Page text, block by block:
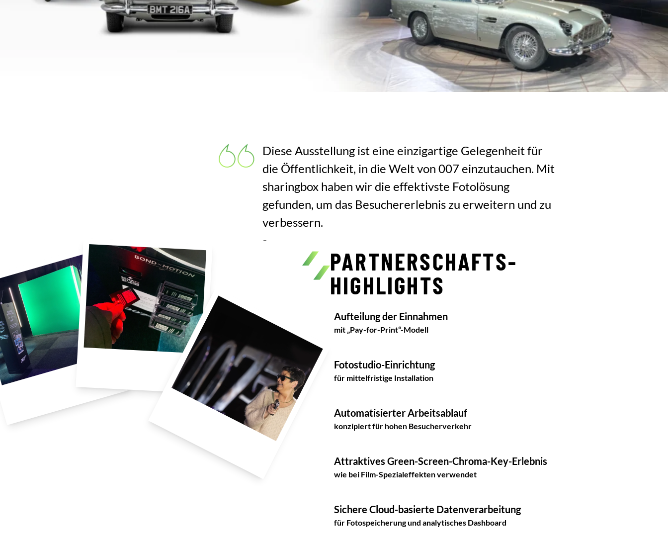
Diese Ausstellung ist eine einzigartige Gelegenheit für
die Öffentlichkeit, in die Welt von 007 einzutauchen. Mit
sharingbox haben wir die effektivste Fotolösung
gefunden, um das Besuchererlebnis zu erweitern und zu
verbessern.
–
PARTNERSCHAFTS-
HIGHLIGHTS
Aufteilung der Einnahmen
mit „Pay-for-Print“-Modell
Fotostudio-Einrichtung
für mittelfristige Installation
Automatisierter Arbeitsablauf
konzipiert für hohen Besucherverkehr
Attraktives Green-Screen-Chroma-Key-Erlebnis
wie bei Film-Spezialeffekten verwendet
Sichere Cloud-basierte Datenverarbeitung
für Fotospeicherung und analytisches Dashboard